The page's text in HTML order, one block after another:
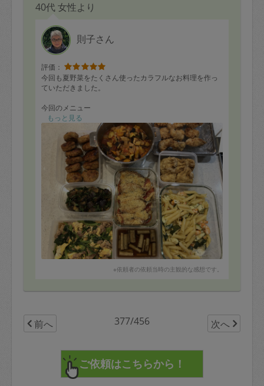
40代 女性より
則子さん
評価：
今回も夏野菜をたくさん使ったカラフルなお料理を作っ
ていただきました。
今回のメニュー
①トンカツ
③イワシのパン粉焼き
④カポナータ
⑤サワーペンネ
⑥卵の油揚げ袋煮
⑦小松菜と豚肉の卵炒
⑧ごぼう煮
⑨ナスと大葉の炒めもの
⑩きゅうりのヨーグルト味噌漬
何度も来ていただいているので、好みの味付けも把握し
ていただいていて、ありがたいです。
イワシのパン粉焼きが、ものすごくは華やかな一品で、
イワシがこんなに豪華になるんだ！とビックリしまし
いつも美味しいご飯をありがとうございます。
もっと見る
※依頼者の依頼当時の主観的な感想です。
前へ 377/456 次へ